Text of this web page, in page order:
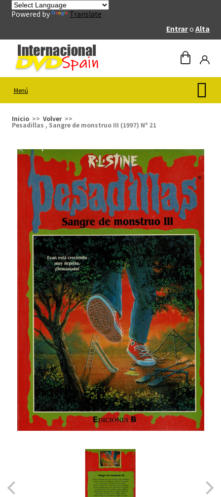
Powered by
Translate
Entraro Alta
Menú
Inicio Volver
Pesadillas , Sangre de monstruo III (1997) Nº 21